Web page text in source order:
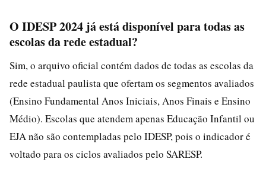
O IDESP 2024 já está disponível para todas as
escolas da rede estadual?
Sim, o arquivo oficial contém dados de todas as escolas da
rede estadual paulista que ofertam os segmentos avaliados
(Ensino Fundamental Anos Iniciais, Anos Finais e Ensino
Médio). Escolas que atendem apenas Educação Infantil ou
EJA não são contempladas pelo IDESP, pois o indicador é
voltado para os ciclos avaliados pelo SARESP.